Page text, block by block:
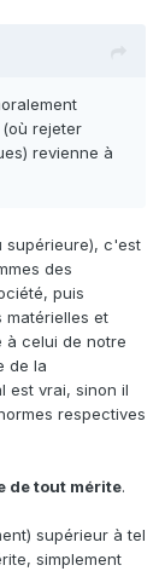
rejeter
revienne à
supérieure), c'est
des
puis
et
à celui de notre
de la
est vrai, sinon il
respectives
de tout mérite.
supérieur à tel
simplement